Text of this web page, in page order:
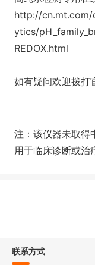
http://cn.mt.com/
ytics/
REDOX.html
如有疑问欢迎拨打
注：该仪器未取得
用于临床诊断或治
联系方式